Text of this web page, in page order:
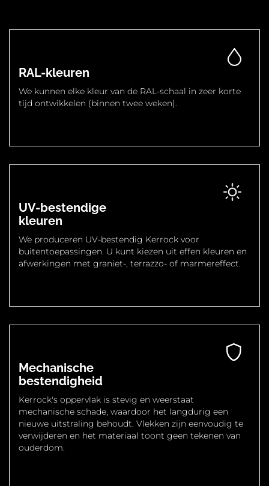
RAL-kleuren
We kunnen elke kleur van de RAL-schaal in zeer korte
tijd ontwikkelen (binnen twee weken).
UV-bestendige
kleuren
We produceren UV-bestendig Kerrock voor
buitentoepassingen. U kunt kiezen uit effen kleuren en
afwerkingen met graniet-, terrazzo- of marmereffect.
Mechanische
bestendigheid
Kerrock's oppervlak is stevig en weerstaat
mechanische schade, waardoor het langdurig een
nieuwe uitstraling behoudt. Vlekken zijn eenvoudig te
verwijderen en het materiaal toont geen tekenen van
ouderdom.